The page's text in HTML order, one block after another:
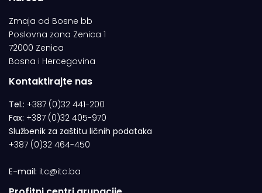
Zmaja od Bosne bb
Poslovna zona Zenica 1
72000 Zenica
Bosna i Hercegovina
Kontaktirajte nas
Tel.: +387 (0)32 441-200
Fax: +387 (0)32 405-970
Službenik za zaštitu ličnih podataka
+387 (0)32 464-450
E-mail: itc@itc.ba